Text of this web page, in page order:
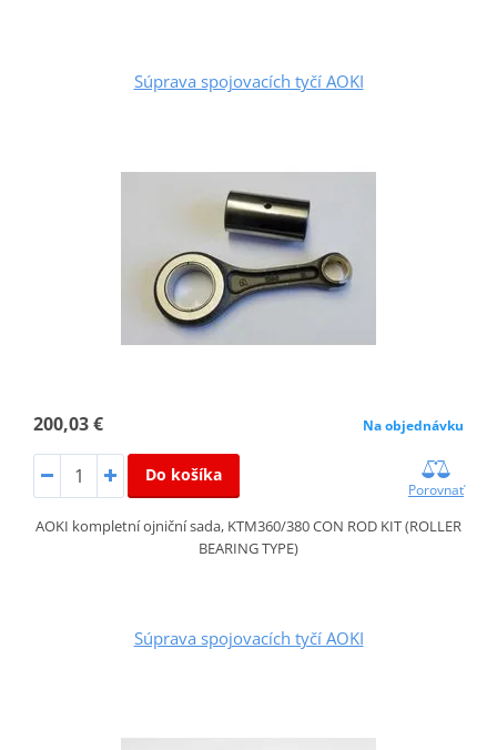
Súprava spojovacích tyčí AOKI
200,03 € Na objednávku
Do košíka
Porovnať
AOKI kompletní ojniční sada, KTM360/380 CON ROD KIT (ROLLER
BEARING TYPE)
Súprava spojovacích tyčí AOKI